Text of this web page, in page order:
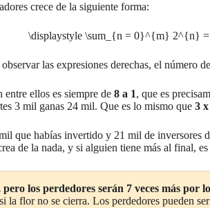
crece de la siguiente forma:
\displaystyle \sum_{n = 0}^{m} 2^{n}
las expresiones derechas, el número
ellos es siempre de 8 a 1, que es
3 mil ganas 24 mil. Que es lo mismo que 3
que habías invertido y 21 mil de inversores
de la nada, y si alguien tiene más al final,
los perdedores serán 7 veces más por
la flor no se cierra. Los perdedores pueden